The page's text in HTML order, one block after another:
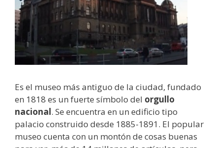
Es el museo más antiguo de la ciudad, fundado
en 1818 es un fuerte símbolo del orgullo
nacional. Se encuentra en un edificio tipo
palacio construido desde 1885-1891. El popular
museo cuenta con un montón de cosas buenas